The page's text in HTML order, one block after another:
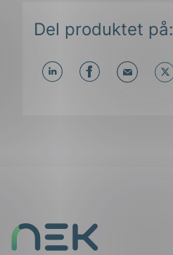
Del produktet på: